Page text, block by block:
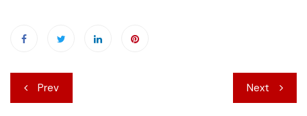
Navigation
Prev Next